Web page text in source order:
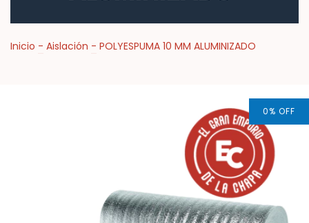
Inicio - Aislación - POLYESPUMA 10 MM ALUMINIZADO
0% OFF